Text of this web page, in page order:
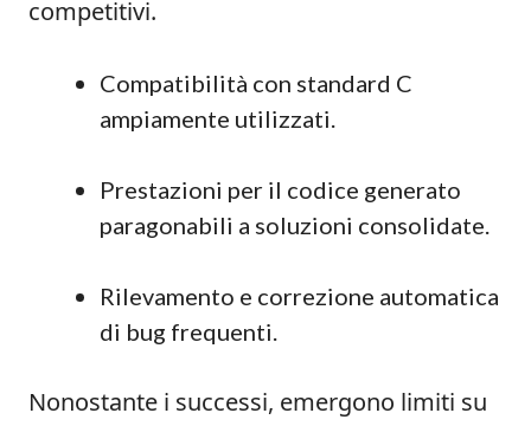
competitivi.
Compatibilità con standard C
ampiamente utilizzati.
Prestazioni per il codice generato
paragonabili a soluzioni consolidate.
Rilevamento e correzione automatica
di bug frequenti.
Nonostante i successi, emergono limiti su